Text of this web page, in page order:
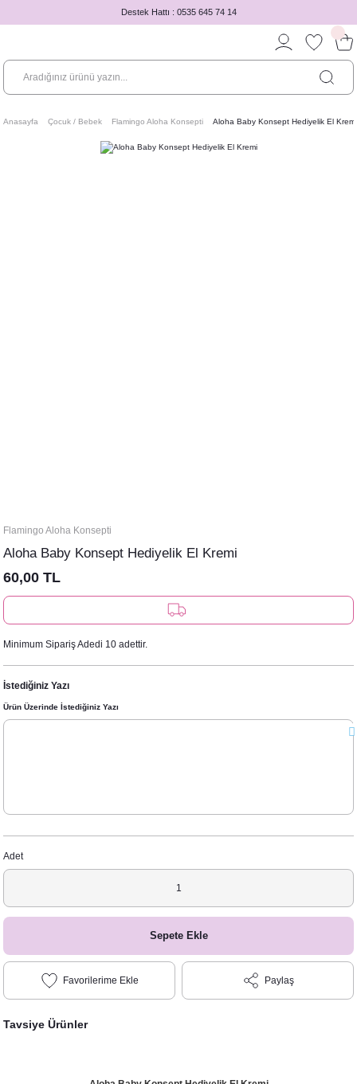
Destek Hattı : 0535 645 74 14
Anasayfa Çocuk / Bebek Flamingo Aloha Konsepti Aloha Baby Konsept Hediyelik El Kremi
Flamingo Aloha Konsepti
Aloha Baby Konsept Hediyelik El Kremi
60,00 TL
Minimum Sipariş Adedi 10 adettir.
İstediğiniz Yazı
Ürün Üzerinde İstediğiniz Yazı
Adet
Sepete Ekle
Paylaş
Tavsiye Ürünler